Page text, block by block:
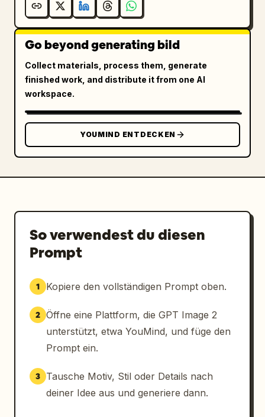
Go beyond generating bild
Collect materials, process them, generate
finished work, and distribute it from one AI
workspace.
YOUMIND ENTDECKEN
So verwendest du diesen
Prompt
1 Kopiere den vollständigen Prompt oben.
2 Öffne eine Plattform, die GPT Image 2
unterstützt, etwa YouMind, und füge den
Prompt ein.
3
Tausche Motiv, Stil oder Details nach
deiner Idee aus und generiere dann.